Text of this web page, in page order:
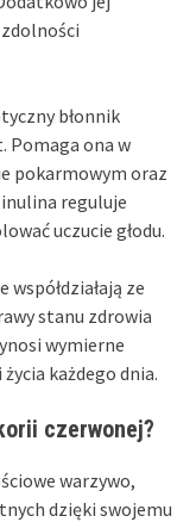
błonnik
Pomaga ona w
pokarmowym oraz
reguluje
uczucie głodu.
ze
stanu zdrowia
wymierne
każdego dnia.
czerwonej?
warzywo,
dzięki swojemu